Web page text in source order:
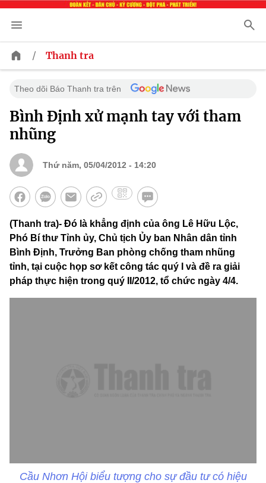
/ Thanh tra
Theo dõi Báo Thanh tra trên
Bình Định xử mạnh tay với tham
nhũng
Thứ năm, 05/04/2012 - 14:20
(Thanh tra)- Đó là khẳng định của ông Lê Hữu Lộc,
Phó Bí thư Tỉnh ủy, Chủ tịch Ủy ban Nhân dân tỉnh
Bình Định, Trưởng Ban phòng chống tham nhũng
tỉnh, tại cuộc họp sơ kết công tác quý I và đề ra giải
pháp thực hiện trong quý II/2012, tổ chức ngày 4/4.
Cầu Nhơn Hội biểu tượng cho sự đầu tư có hiệu